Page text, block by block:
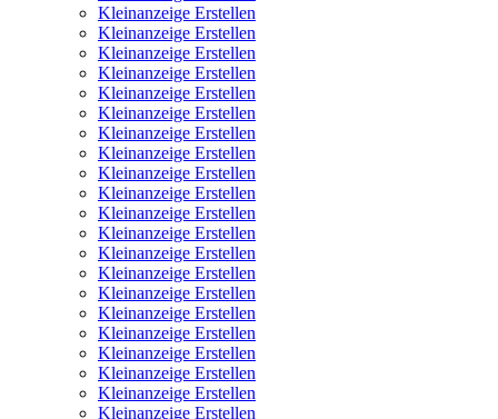
Kleinanzeige Erstellen
Kleinanzeige Erstellen
Kleinanzeige Erstellen
Kleinanzeige Erstellen
Kleinanzeige Erstellen
Kleinanzeige Erstellen
Kleinanzeige Erstellen
Kleinanzeige Erstellen
Kleinanzeige Erstellen
Kleinanzeige Erstellen
Kleinanzeige Erstellen
Kleinanzeige Erstellen
Kleinanzeige Erstellen
Kleinanzeige Erstellen
Kleinanzeige Erstellen
Kleinanzeige Erstellen
Kleinanzeige Erstellen
Kleinanzeige Erstellen
Kleinanzeige Erstellen
Kleinanzeige Erstellen
Kleinanzeige Erstellen